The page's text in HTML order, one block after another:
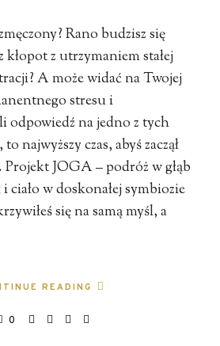
Rano budzisz się
kłopot z utrzymaniem stałej
A może widać na Twojej
stresu i
odpowiedź na jedno z tych
najwyższy czas, abyś zaczął
JOGA – podróż w głąb
ciało w doskonałej symbiozie
się na samą myśl, a
READING
0